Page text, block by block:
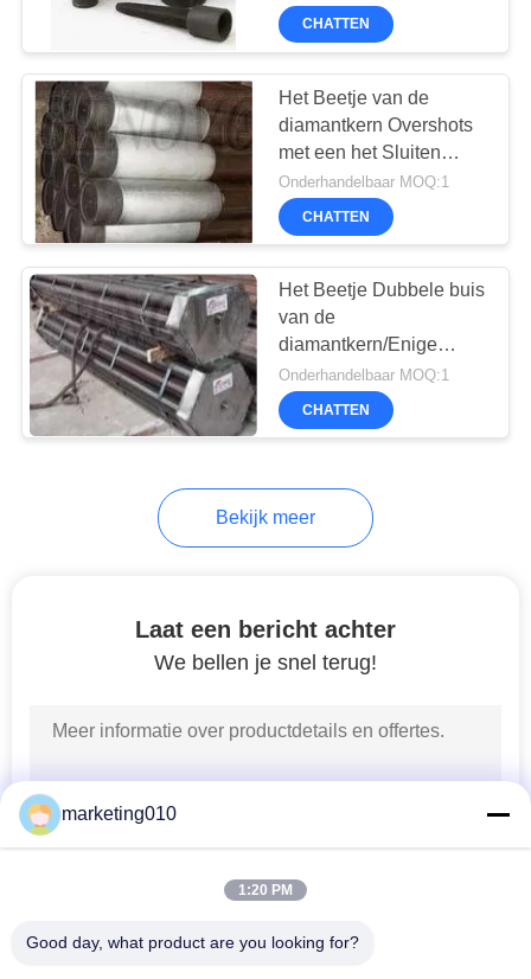
Hydraulische
Crawler
Boormachines
Desander
Diepwand
Horizontal
Directional Drilling
Staafterugwinning,
Insluitende de
wordt gebruikt van
Terugwinningskranen
CHATTEN
Het Beetje van de
diamantkern Overshots
met een het Sluiten
Mechanisme voor het
Systeem van de
Draadlijn
Onderhandelbaar MOQ:1
CHATTEN
Het Beetje Dubbele buis
van de
diamantkern/Enige
Buis/Drievoudige Buis
die RodUsed voor het
Opheffen van de Staven
Onderhandelbaar MOQ:1
CHATTEN
Bekijk meer
Laat een bericht achter
We bellen je snel terug!
marketing010
1:20 PM
Good day, what product are you looking for?